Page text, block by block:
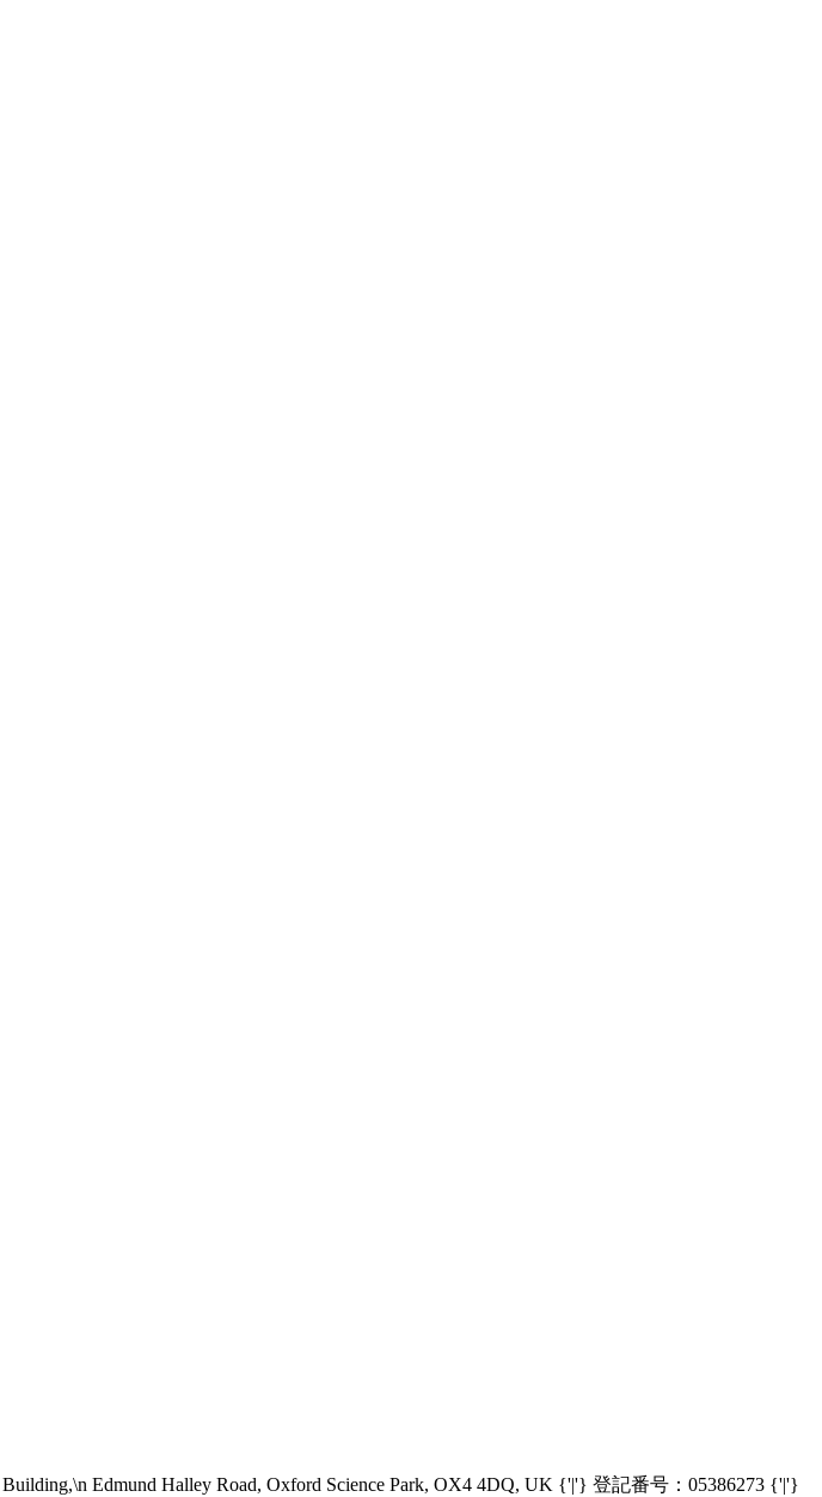
Edmund Halley Road, Oxford Science Park, OX4 4DQ, UK {'|'} 登記番号：05386273 {'|'}